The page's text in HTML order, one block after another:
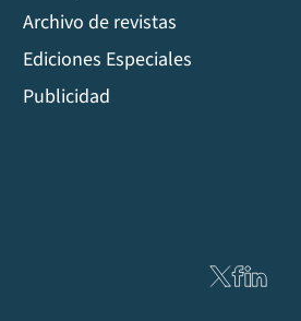
Archivo de revistas
Ediciones Especiales
Publicidad